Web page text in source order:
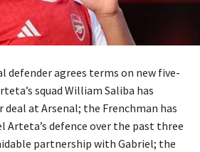
defender agrees terms on new five-
squad William Saliba has
deal at Arsenal; the Frenchman has
Arteta’s defence over the past three
partnership with Gabriel; the